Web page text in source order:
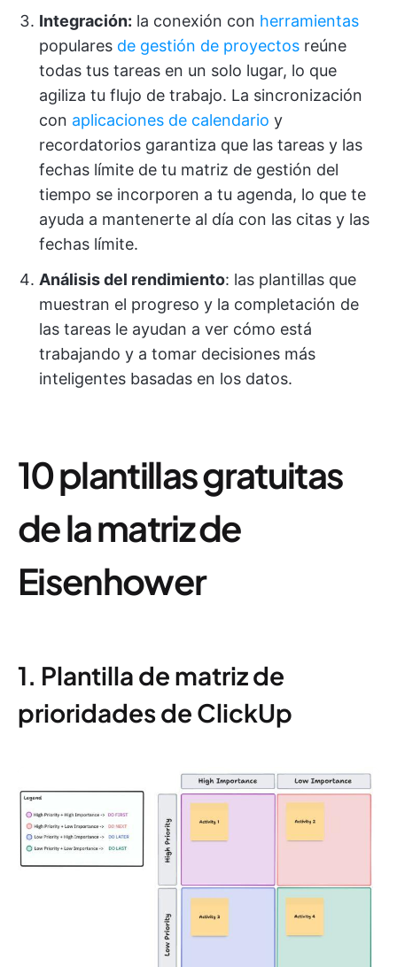
Integración: la conexión con herramientas
populares de gestión de proyectos reúne
todas tus tareas en un solo lugar, lo que
agiliza tu flujo de trabajo. La sincronización
con aplicaciones de calendario y
recordatorios garantiza que las tareas y las
fechas límite de tu matriz de gestión del
tiempo se incorporen a tu agenda, lo que te
ayuda a mantenerte al día con las citas y las
fechas límite.
Análisis del rendimiento: las plantillas que
muestran el progreso y la completación de
las tareas le ayudan a ver cómo está
trabajando y a tomar decisiones más
inteligentes basadas en los datos.
10 plantillas gratuitas
de la matriz de
Eisenhower
1. Plantilla de matriz de
prioridades de ClickUp